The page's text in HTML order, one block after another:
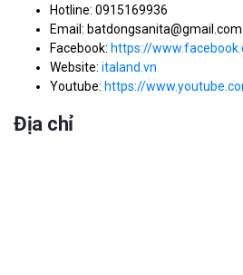
Hotline: 0915169936
Email: batdongsanita@gmail.com
Facebook: https://
Website: italand.vn
Youtube: https://
Địa chỉ